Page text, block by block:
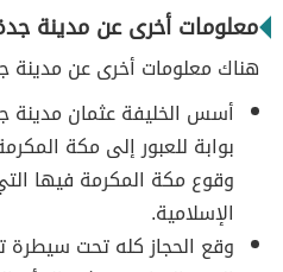
معلومات أخرى عن مدينة
هناك معلومات أخرى عن مدينة
بوابة للعبور إلى مكة
وقوع مكة المكرمة فيها
الإسلامية.
وقع الحجاز كله تحت سيطرة